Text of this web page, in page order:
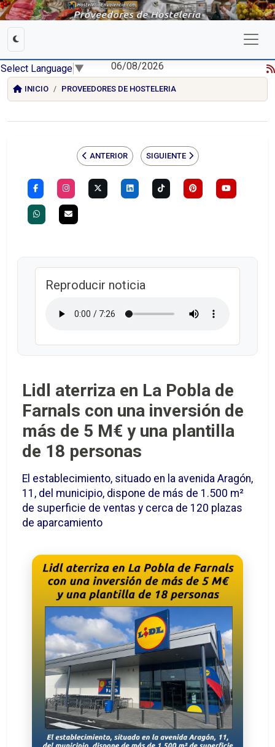
Select Language ▼ 06/08/2026
INICIO PROVEEDORES DE HOSTELERIA
ANTERIOR SIGUIENTE
Reproducir noticia
Lidl aterriza en La Pobla de
Farnals con una inversión de
más de 5 M€ y una plantilla
de 18 personas
El establecimiento, situado en la avenida Aragón,
11, del municipio, dispone de más de 1.500 m²
de superficie de ventas y cerca de 120 plazas
de aparcamiento